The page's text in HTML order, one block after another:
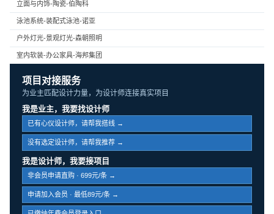
立面与内饰-陶瓷-伯陶科
泳池系统-装配式泳池-诺亚
户外灯光-景观灯光-森朝照明
室内软装-办公家具-海邦集团
项目对接服务
为业主匹配设计力量，为设计师连接真实项目
我是业主，我要找设计师
已有心仪设计师，请帮我搭线 →
没有选定设计师，请帮我推荐 →
我是设计师，我要接项目
非会员申请直购 · 699元/条 →
申请加入会员 · 最低89元/条 →